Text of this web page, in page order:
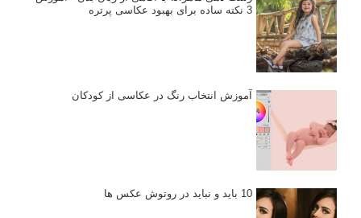
3 نکته ساده برای بهبود عکاسی پرتره
آموزش انتخاب رنگ در عکاسی از کودکان
10 باید و نباید در روتوش عکس ها